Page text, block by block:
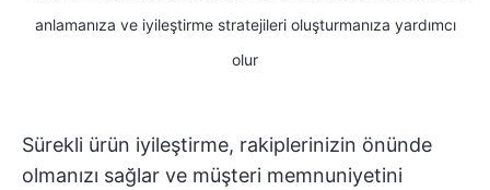
anlamanıza ve iyileştirme stratejileri oluşturmanıza yardımcı
olur
Sürekli ürün iyileştirme, rakiplerinizin önünde
olmanızı sağlar ve müşteri memnuniyetini